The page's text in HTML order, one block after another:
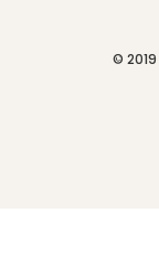
© 2019